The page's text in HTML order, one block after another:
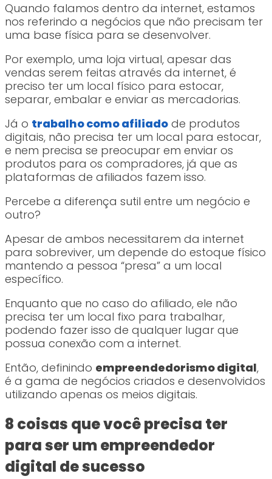
Quando falamos dentro da internet, estamos
nos referindo a negócios que não precisam ter
uma base física para se desenvolver.
Por exemplo, uma loja virtual, apesar das
vendas serem feitas através da internet, é
preciso ter um local físico para estocar,
separar, embalar e enviar as mercadorias.
Já o trabalho como afiliado de produtos
digitais, não precisa ter um local para estocar,
e nem precisa se preocupar em enviar os
produtos para os compradores, já que as
plataformas de afiliados fazem isso.
Percebe a diferença sutil entre um negócio e
outro?
Apesar de ambos necessitarem da internet
para sobreviver, um depende do estoque físico
mantendo a pessoa “presa” a um local
específico.
Enquanto que no caso do afiliado, ele não
precisa ter um local fixo para trabalhar,
podendo fazer isso de qualquer lugar que
possua conexão com a internet.
Então, definindo empreendedorismo digital,
é a gama de negócios criados e desenvolvidos
utilizando apenas os meios digitais.
8 coisas que você precisa ter
para ser um empreendedor
digital de sucesso